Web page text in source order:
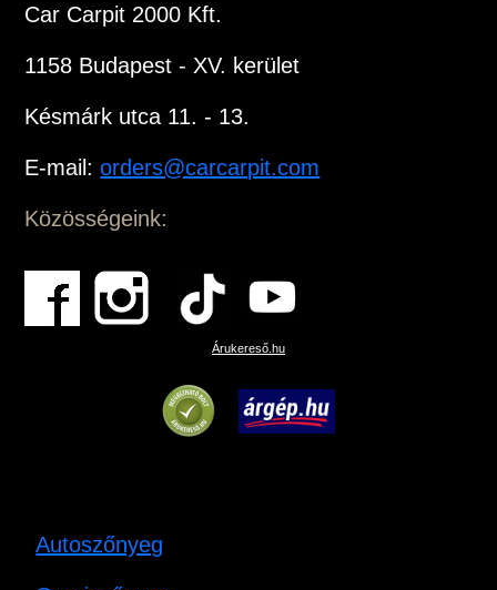
Car Carpit 2000 Kft.
1158 Budapest - XV. kerület
Késmárk utca 11. - 13.
E-mail:orders@carcarpit.com
Közösségeink:
Árukereső.hu
Autoszőnyeg